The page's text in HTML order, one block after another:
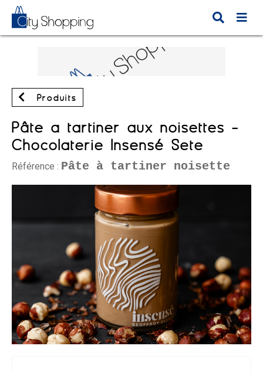
Produits
Pâte à tartiner aux noisettes -
Chocolaterie Insensé Sète
Référence : Pâte à tartiner noisette